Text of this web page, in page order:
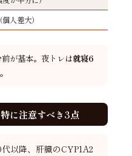
人差大）
が基本。夜トレは就寝6
に注意すべき3点
以降、肝臓のCYP1A2